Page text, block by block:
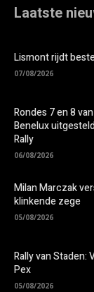
Laatste
Lismont rijdt
07/08/2026
Rondes 7 en 8
Benelux
Rally
06/08/2026
Milan Marczak
klinkende zege
05/08/2026
Rally van
Pex
05/08/2026